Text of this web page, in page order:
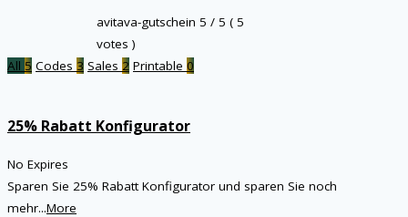
avitava-gutschein 5 / 5 ( 5
votes )
All 5 Codes 3 Sales 2 Printable 0
25% Rabatt Konfigurator
No Expires
Sparen Sie 25% Rabatt Konfigurator und sparen Sie noch
mehr...More